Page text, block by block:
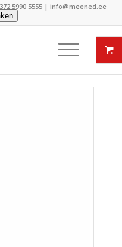
5990 5555 | info@meened.ee